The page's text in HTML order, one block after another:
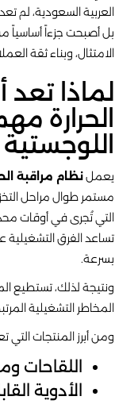
العربية السعودية، لم
بل أصبحت جزءاً أساسياً
الامتثال، وبناء ثقة
لماذا
الحرارة
يعملنظام مراقبة
مستمر طوال مراحل
التي تُجرى في أوقات
تساعد الفرق التشغيلية
بسرعة.
ونتيجة لذلك، تستطيع
المخاطر التشغيلية
ومن أبرز المنتجات
اللقاحات
الأدوية